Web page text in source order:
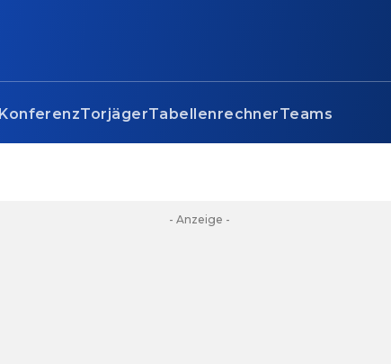
KonferenzTorjägerTabellenrechnerTeams
- Anzeige -